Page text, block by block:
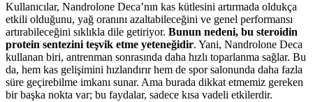
Kullanıcılar, Nandrolone Deca’nın kas kütlesini artırmada oldukça
etkili olduğunu, yağ oranını azaltabileceğini ve genel performansı
artırabileceğini sıklıkla dile getiriyor. Bunun nedeni, bu steroidin
protein sentezini teşvik etme yeteneğidir. Yani, Nandrolone Deca
kullanan biri, antrenman sonrasında daha hızlı toparlanma sağlar. Bu
da, hem kas gelişimini hızlandırır hem de spor salonunda daha fazla
süre geçirebilme imkanı sunar. Ama burada dikkat etmemiz gereken
bir başka nokta var; bu faydalar, sadece kısa vadeli etkilerdir.